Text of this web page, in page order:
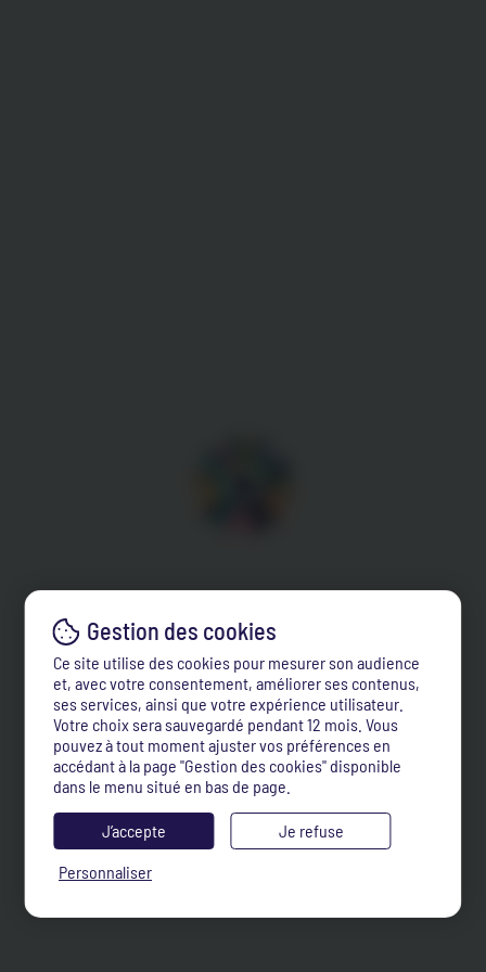
Ce site utilise des cookies pour mesurer son audience
et, avec votre consentement, améliorer ses contenus,
ses services, ainsi que votre expérience utilisateur.
Votre choix sera sauvegardé pendant 12 mois. Vous
pouvez à tout moment ajuster vos préférences en
accédant à la page "Gestion des cookies" disponible
dans le menu situé en bas de page.
J’accepte
Je refuse
Personnaliser